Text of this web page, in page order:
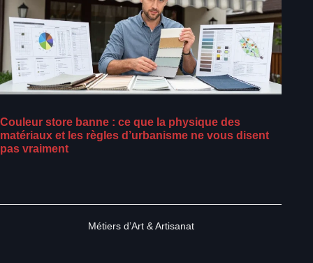
Couleur store banne : ce que la physique des
matériaux et les règles d’urbanisme ne vous disent
pas vraiment
Métiers d’Art & Artisanat